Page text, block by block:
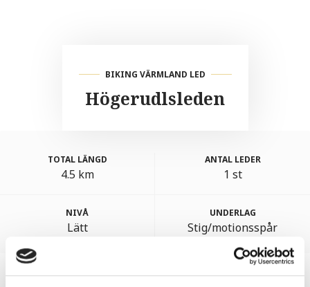
BIKING VÄRMLAND LED
Högerudlsleden
TOTAL LÄNGD
4.5 km
ANTAL LEDER
1 st
NIVÅ
Lätt
UNDERLAG
Stig/motionsspår